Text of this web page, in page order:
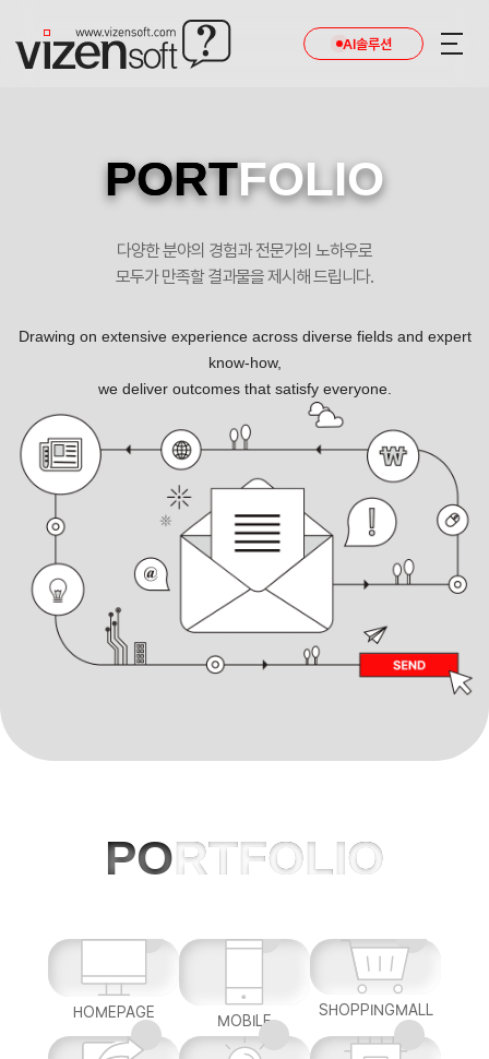
AI솔루션
뛰어난 편집과 디자인으로 종이책만을 만들어온 보민출판사 홈페이지 포트폴리오
PORTFOLIO
다양한 분야의 경험과 전문가의 노하우로
모두가 만족할 결과물을 제시해 드립니다.
Drawing on extensive experience across diverse fields and expert
know-how,
we deliver outcomes that satisfy everyone.
PORTFOLIO
HOMEPAGE MOBILE
SHOPPINGMALL